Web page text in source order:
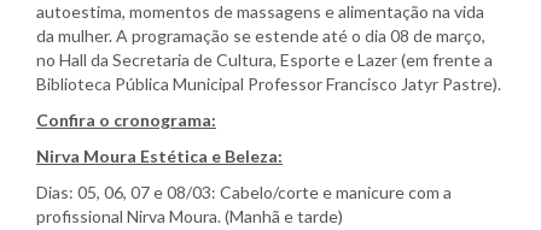
autoestima, momentos de massagens e alimentação na vida
da mulher. A programação se estende até o dia 08 de março,
no Hall da Secretaria de Cultura, Esporte e Lazer (em frente a
Biblioteca Pública Municipal Professor Francisco Jatyr Pastre).
Confira o cronograma:
Nirva Moura Estética e Beleza:
Dias: 05, 06, 07 e 08/03: Cabelo/corte e manicure com a
profissional Nirva Moura. (Manhã e tarde)